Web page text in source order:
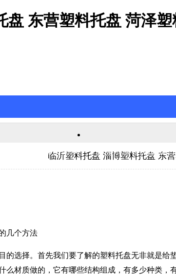
盘 东营塑料托盘 菏泽
于新浦京澳官网游戏 新浦京澳官网游戏
临沂塑料托盘 淄博塑料托盘 东
几个方法
的选择。首先我们要了解的塑料托盘无非就是
么材质做的，它有哪些结构组成，有多少种类，